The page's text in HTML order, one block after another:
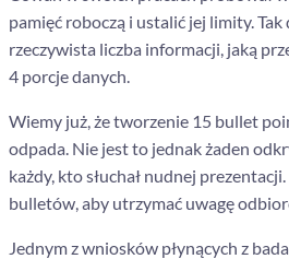
pamięć roboczą i ustalić jej limity. Tak
rzeczywista liczba informacji, jaką
4 porcje danych.
Wiemy już, że tworzenie 15 bullet
odpada. Nie jest to jednak żaden
każdy, kto słuchał nudnej
bulletów, aby utrzymać uwagę
Jednym z wniosków płynących z